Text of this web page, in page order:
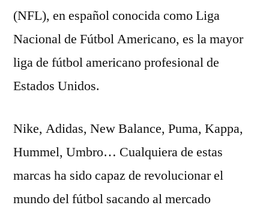
(NFL), en español conocida como Liga
Nacional de Fútbol Americano, es la mayor
liga de fútbol americano profesional de
Estados Unidos.
Nike, Adidas, New Balance, Puma, Kappa,
Hummel, Umbro… Cualquiera de estas
marcas ha sido capaz de revolucionar el
mundo del fútbol sacando al mercado